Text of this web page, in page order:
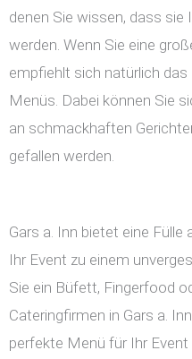
denen Sie wissen, dass
werden. Wenn Sie eine
empfiehlt sich natürlich
Menüs. Dabei können Sie
an schmackhaften
gefallen werden.
Gars a. Inn bietet eine Fülle
Ihr Event zu einem
Sie ein Büfett, Fingerfood
Cateringfirmen in Gars a.
perfekte Menü für Ihr Event